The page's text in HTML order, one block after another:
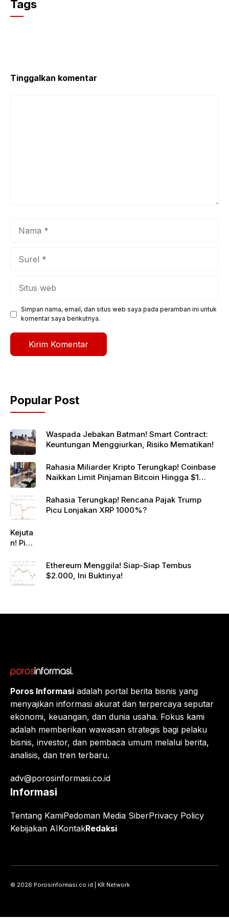
Tags
Tinggalkan komentar
Simpan nama, email, dan situs web saya pada peramban ini untuk
komentar saya berikutnya.
Popular Post
Waspada Jebakan Batman! Smart Contract:
Keuntungan Menggiurkan, Risiko Mematikan!
Rahasia Miliarder Kripto Terungkap! Coinbase
Naikkan Limit Pinjaman Bitcoin Hingga $1
Rahasia Terungkap! Rencana Pajak Trump
Picu Lonjakan XRP 1000%?
Kejuta
n! Pi
rk
Gande
ng
Eropa,
Ethereum Menggila! Siap-Siap Tembus
$2.000, Ini Buktinya!
Poros Informasi adalah portal berita bisnis yang
menyajikan informasi akurat dan terpercaya seputar
ekonomi, keuangan, dan dunia usaha. Fokus kami
adalah memberikan wawasan strategis bagi pelaku
bisnis, investor, dan pembaca umum melalui berita,
analisis, dan tren terbaru.
adv@porosinformasi.co.id
Informasi
Tentang KamiPedoman Media SiberPrivacy Policy
Kebijakan AIKontakRedaksi
© 2026 Porosinformasi.co.id | KR Network